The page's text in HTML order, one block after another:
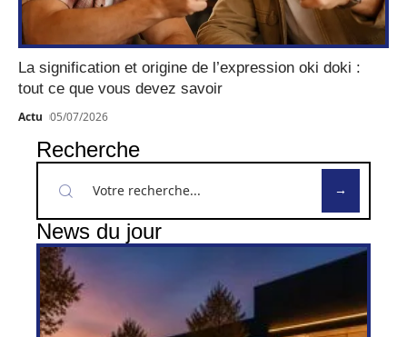
La signification et origine de l’expression oki doki :
tout ce que vous devez savoir
Actu 05/07/2026
Recherche
News du jour